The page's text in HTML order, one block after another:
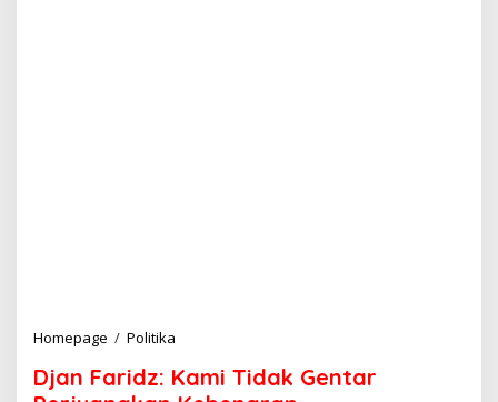
Homepage / Politika
a
n
Djan Faridz: Kami Tidak Gentar